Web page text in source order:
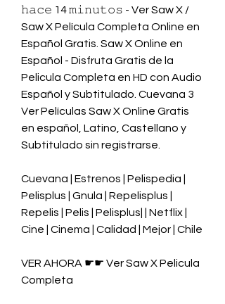
𝚑𝚊𝚌𝚎 14 𝚖𝚒𝚗𝚞𝚝𝚘𝚜 - Ver Saw X /
Saw X Película Completa Online en
Español Gratis. Saw X Online en
Español - Disfruta Gratis de la
Pelicula Completa en HD con Audio
Español y Subtitulado. Cuevana 3
Ver Películas Saw X Online Gratis
en español, Latino, Castellano y
Subtitulado sin registrarse.
Cuevana | Estrenos | Pelispedia |
Pelisplus | Gnula | Repelisplus |
Repelis | Pelis | Pelisplus| | Netflix |
Cine | Cinema | Calidad | Mejor | Chile
VER AHORA ☛☛ Ver Saw X Pelicula
Completa